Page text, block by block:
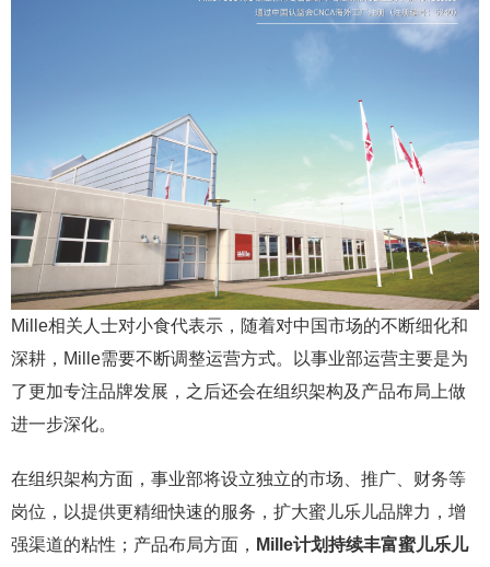
Mille相关人士对小食代表示，随着对中国市场的不断细化和
深耕，Mille需要不断调整运营方式。以事业部运营主要是为
了更加专注品牌发展，之后还会在组织架构及产品布局上做
进一步深化。
在组织架构方面，事业部将设立独立的市场、推广、财务等
岗位，以提供更精细快速的服务，扩大蜜儿乐儿品牌力，增
强渠道的粘性；产品布局方面， Mille计划持续丰富蜜儿乐儿